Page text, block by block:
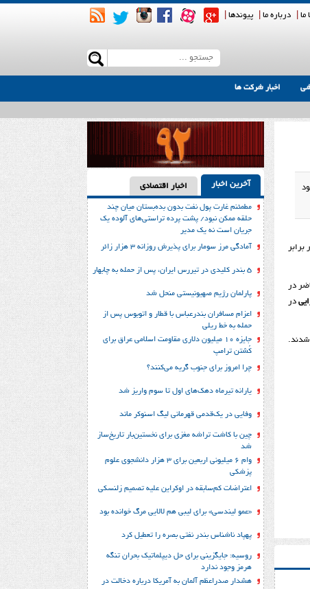
ما درباره ما پیوندها
اخبار شرکت ها
برابر
در
در
شدند.
آخرین اخبار اخبار اقتصادی
مطمئنم غارت پول نفت بدون بده‌بستان میان چند
حلقه ممکن نبود/ پشت پرده تراستی‌‌های آلوده یک
جریان است نه یک مدیر
آمادگی مرز سومار برای پذیرش روزانه ۳ هزار زائر
۵ بندر کلیدی در تیررس ایران، پس از حمله به چابهار
پارلمان رژیم صهیونیستی منحل شد
اعزام مسافران بندرعباس با قطار و اتوبوس پس از
حمله به خط ریلی
جایزه ۱۰ میلیون دلاری مقاومت اسلامی عراق برای
کُشتن ترامپ
چرا امروز برای جنوب گریه می‌کنند؟
یارانه تیرماه دهک‌های اول تا سوم واریز شد
وفایی در یک‎‌قدمی قهرمانی لیگ اسنوکر ماند
چین با کاشت تراشه مغزی برای نخستین‌بار تاریخ‌ساز
شد
وام ۶ میلیونی اربعین برای ۳ هزار دانشجوی علوم
پزشکی
اعتراضات کم‌سابقه در اوکراین علیه تصمیم زلنسکی
«عمو لیندسی» برای لیبی هم لالایی مرگ خوانده بود
پهپاد ناشناس بندر نفتی بصره را تعطیل کرد
روسیه: جایگزینی برای حل‌ دیپلماتیک بحران تنگه
هرمز وجود ندارد
هشدار صدراعظم آلمان به آمریکا درباره دخالت در